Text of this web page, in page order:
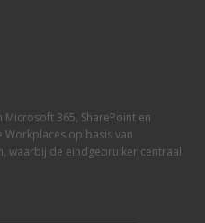
365, SharePoint en
Workplaces op basis van
waarbij de eindgebruiker centraal